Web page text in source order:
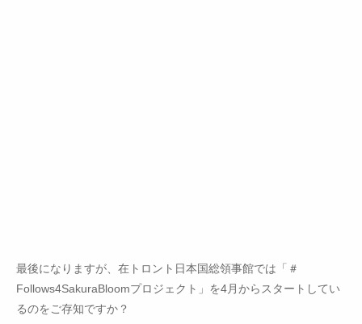
最後になりますが、在トロント日本国総領事館では「＃
Follows4SakuraBloomプロジェクト」を4月からスタートしてい
るのをご存知ですか？